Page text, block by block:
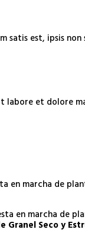
est, ipsis
et dolore
en marcha de
en marcha de
Granel Seco y